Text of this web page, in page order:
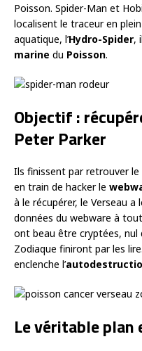
Poisson. Spider-Man et
localisent le traceur en plein
aquatique, l’Hydro-Spider,
marine du Poisson.
Objectif :
Peter Parker
Ils finissent par retrouver le
en train de hacker le
à le récupérer, le Verseau
données du webware à
ont beau être cryptées, nul
Zodiaque finiront par les
enclenche l’
Le véritable plan